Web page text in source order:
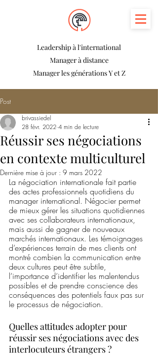
Leadership à l'international
Manager à distance
Manager les générations Y et Z
Post
Réussir ses négociations
en contexte multiculturel
brivassiedel
28 févr. 2022 4 min de lecture
Dernière mise à jour : 9 mars 2022
La négociation internationale fait partie
des actes professionnels quotidiens du
manager international. Négocier permet
de mieux gérer les situations quotidiennes
avec ses collaborateurs internationaux,
mais aussi de gagner de nouveaux
marchés internationaux. Les témoignages
d’expériences terrain de mes clients ont
montré combien la communication entre
deux cultures peut être subtile,
l’importance d’identifier les malentendus
possibles et de prendre conscience des
conséquences des potentiels faux pas sur
le processus de négociation.
Quelles attitudes adopter pour
réussir ses négociations avec des
interlocuteurs étrangers ?